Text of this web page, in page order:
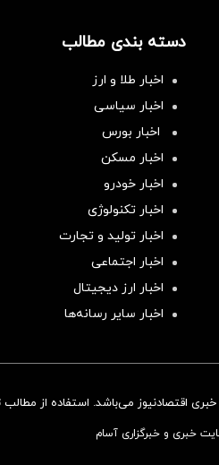
دسته بندی مطالب
اخبار طلا و ارز
اخبار سیاسی
اخبار بورس
اخبار مسکن
اخبار خودرو
اخبار تکنولوژی
اخبار تولید و تجارت
اخبار اجتماعی
اخبار ارز دیجیتال
اخبار سایر رسانه‌‌ها
اقتصادنیوز می‌باشد. استفاده از مطالب
خبری و خبرگزاری آسام